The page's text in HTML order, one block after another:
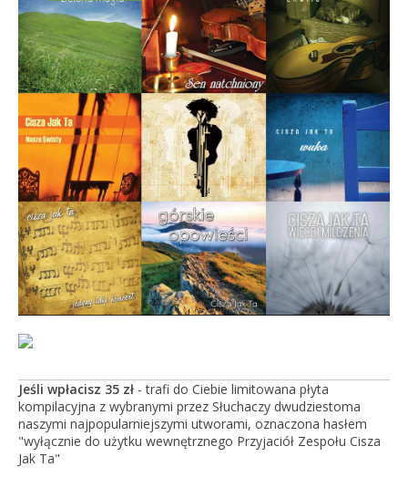
Jeśli wpłacisz 35 zł- trafi do Ciebie limitowana płyta
kompilacyjna z wybranymi przez Słuchaczy dwudziestoma
naszymi najpopularniejszymi utworami, oznaczona hasłem
"wyłącznie do użytku wewnętrznego Przyjaciół Zespołu Cisza
Jak Ta"